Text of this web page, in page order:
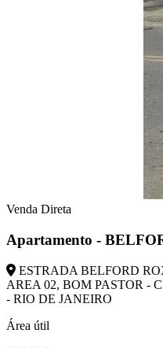
Venda Direta
Apartamento -
ESTRADA BELFORD
AREA 02, BOM PASTOR -
- RIO DE JANEIRO
Área útil